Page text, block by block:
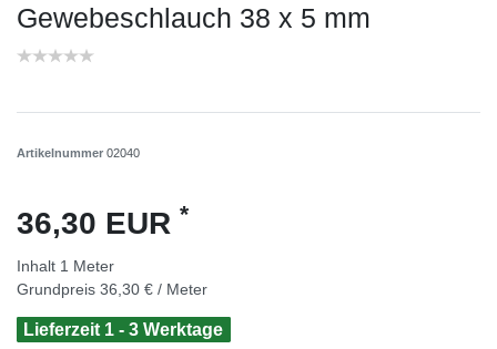
Gewebeschlauch 38 x 5 mm
Artikelnummer 02040
36,30 EUR *
Inhalt 1 Meter
Grundpreis 36,30 € / Meter
Lieferzeit 1 - 3 Werktage